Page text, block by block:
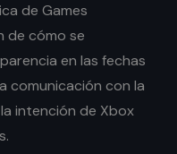
de Games
de cómo se
en las fechas
comunicación con la
intención de Xbox